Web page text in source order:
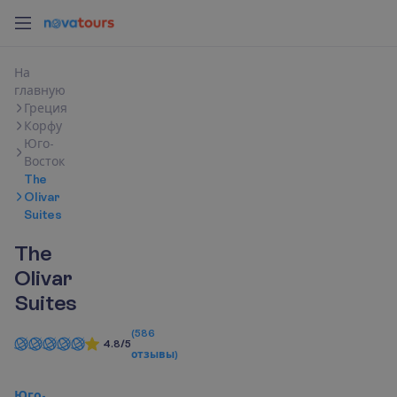
На
главную
Греция
Корфу
Юго-
Восток
The
Olivar
Suites
The
Olivar
Suites
4.8/5
(586
отзывы)